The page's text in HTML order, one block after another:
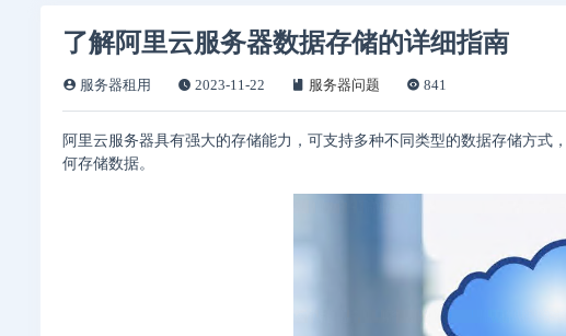
了解阿里云服务器数据存储的详细指南
服务器租用 2023-11-22 服务器问题 841
阿里云服务器具有强大的存储能力，可支持多种不同类型的数据存储方
何存储数据。